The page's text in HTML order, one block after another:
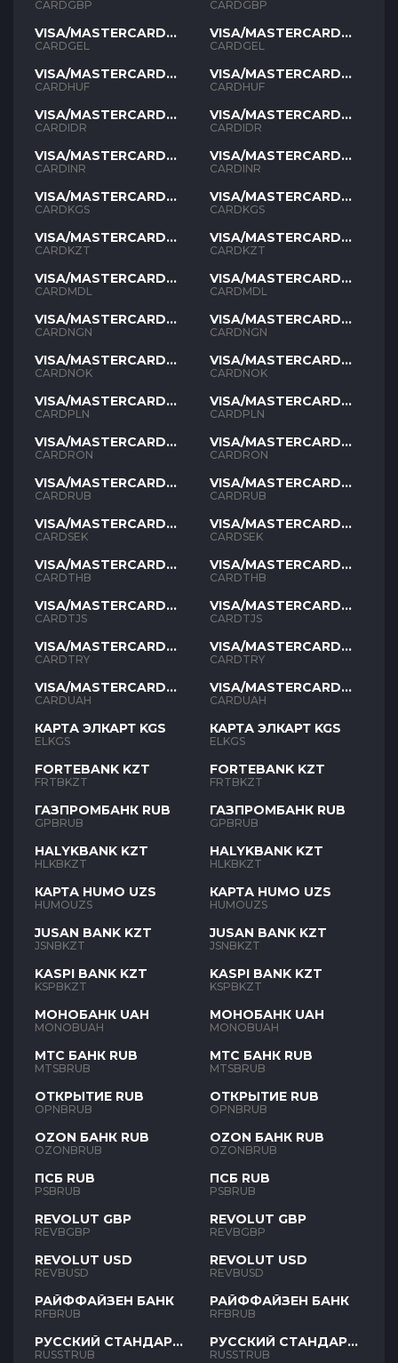
GBP
CARDGBP
VISA/MASTERCARD
GEL
CARDGEL
VISA/MASTERCARD
HUF
CARDHUF
VISA/MASTERCARD
IDR
CARDIDR
VISA/MASTERCARD
INR
CARDINR
VISA/MASTERCARD
KGS
CARDKGS
VISA/MASTERCARD
KZT
CARDKZT
VISA/MASTERCARD
MDL
CARDMDL
VISA/MASTERCARD
NGN
CARDNGN
VISA/MASTERCARD
NOK
CARDNOK
VISA/MASTERCARD
PLN
CARDPLN
VISA/MASTERCARD
RON
CARDRON
VISA/MASTERCARD
RUB
CARDRUB
VISA/MASTERCARD
SEK
CARDSEK
VISA/MASTERCARD
THB
CARDTHB
VISA/MASTERCARD
TJS
CARDTJS
VISA/MASTERCARD
TYR
CARDTRY
VISA/MASTERCARD
UAH
CARDUAH
КАРТА ЭЛКАРТ KGS
ELKGS
FORTEBANK KZT
FRTBKZT
ГАЗПРОМБАНК RUB
GPBRUB
HALYKBANK KZT
HLKBKZT
КАРТА HUMO UZS
HUMOUZS
JUSAN BANK KZT
JSNBKZT
KASPI BANK KZT
KSPBKZT
МОНОБАНК UAH
MONOBUAH
МТС БАНК RUB
MTSBRUB
ОТКРЫТИЕ RUB
OPNBRUB
OZON БАНК RUB
OZONBRUB
ПСБ RUB
PSBRUB
REVOLUT GBP
REVBGBP
REVOLUT USD
REVBUSD
РАЙФФАЙЗЕН БАНК
RFBRUB
РУССКИЙ СТАНДАРТ
RUB
RUSSTRUB
GBP
CARDGBP
VISA/MASTERCARD
GEL
CARDGEL
VISA/MASTERCARD
HUF
CARDHUF
VISA/MASTERCARD
IDR
CARDIDR
VISA/MASTERCARD
INR
CARDINR
VISA/MASTERCARD
KGS
CARDKGS
VISA/MASTERCARD
KZT
CARDKZT
VISA/MASTERCARD
MDL
CARDMDL
VISA/MASTERCARD
NGN
CARDNGN
VISA/MASTERCARD
NOK
CARDNOK
VISA/MASTERCARD
PLN
CARDPLN
VISA/MASTERCARD
RON
CARDRON
VISA/MASTERCARD
RUB
CARDRUB
VISA/MASTERCARD
SEK
CARDSEK
VISA/MASTERCARD
THB
CARDTHB
VISA/MASTERCARD
TJS
CARDTJS
VISA/MASTERCARD
TYR
CARDTRY
VISA/MASTERCARD
UAH
CARDUAH
КАРТА ЭЛКАРТ KGS
ELKGS
FORTEBANK KZT
FRTBKZT
ГАЗПРОМБАНК RUB
GPBRUB
HALYKBANK KZT
HLKBKZT
КАРТА HUMO UZS
HUMOUZS
JUSAN BANK KZT
JSNBKZT
KASPI BANK KZT
KSPBKZT
МОНОБАНК UAH
MONOBUAH
МТС БАНК RUB
MTSBRUB
ОТКРЫТИЕ RUB
OPNBRUB
OZON БАНК RUB
OZONBRUB
ПСБ RUB
PSBRUB
REVOLUT GBP
REVBGBP
REVOLUT USD
REVBUSD
РАЙФФАЙЗЕН БАНК
RFBRUB
РУССКИЙ СТАНДАРТ
RUB
RUSSTRUB